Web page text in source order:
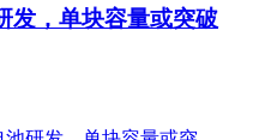
发，单块容量或突破